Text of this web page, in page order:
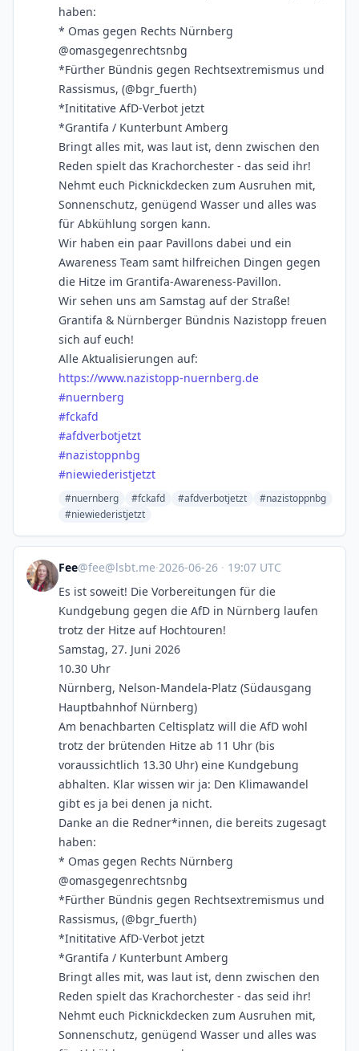
haben:
* Omas gegen Rechts Nürnberg
@omasgegenrechtsnbg
*Fürther Bündnis gegen Rechtsextremismus und
Rassismus, (@bgr_fuerth)
*Inititative AfD-Verbot jetzt
*Grantifa / Kunterbunt Amberg
Bringt alles mit, was laut ist, denn zwischen den
Reden spielt das Krachorchester - das seid ihr!
Nehmt euch Picknickdecken zum Ausruhen mit,
Sonnenschutz, genügend Wasser und alles was
für Abkühlung sorgen kann.
Wir haben ein paar Pavillons dabei und ein
Awareness Team samt hilfreichen Dingen gegen
die Hitze im Grantifa-Awareness-Pavillon.
Wir sehen uns am Samstag auf der Straße!
Grantifa & Nürnberger Bündnis Nazistopp freuen
sich auf euch!
Alle Aktualisierungen auf:
https://www.nazistopp-nuernberg.de
#nuernberg
#fckafd
#afdverbotjetzt
#nazistoppnbg
#niewiederistjetzt
#nuernberg #fckafd #afdverbotjetzt
#nazistoppnbg
#niewiederistjetzt
Fee@fee@lsbt.me·2026-06-26 · 19:07 UTC
Es ist soweit! Die Vorbereitungen für die
Kundgebung gegen die AfD in Nürnberg laufen
trotz der Hitze auf Hochtouren!
Samstag, 27. Juni 2026
10.30 Uhr
Nürnberg, Nelson-Mandela-Platz (Südausgang
Hauptbahnhof Nürnberg)
Am benachbarten Celtisplatz will die AfD wohl
trotz der brütenden Hitze ab 11 Uhr (bis
voraussichtlich 13.30 Uhr) eine Kundgebung
abhalten. Klar wissen wir ja: Den Klimawandel
gibt es ja bei denen ja nicht.
Danke an die Redner*innen, die bereits zugesagt
haben:
* Omas gegen Rechts Nürnberg
@omasgegenrechtsnbg
*Fürther Bündnis gegen Rechtsextremismus und
Rassismus, (@bgr_fuerth)
*Inititative AfD-Verbot jetzt
*Grantifa / Kunterbunt Amberg
Bringt alles mit, was laut ist, denn zwischen den
Reden spielt das Krachorchester - das seid ihr!
Nehmt euch Picknickdecken zum Ausruhen mit,
Sonnenschutz, genügend Wasser und alles was